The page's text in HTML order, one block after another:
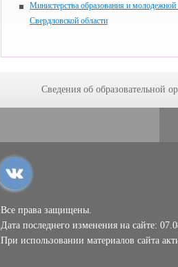
Министерства образования и молодежной
Свердловской области
Сведения об образовательной
Все права защищены.
Дата последнего изменения на сайте:
При использовании материалов сайта